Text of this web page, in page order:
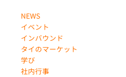
NEWS
イベント
インバウンド
タイのマーケット
学び
社内行事